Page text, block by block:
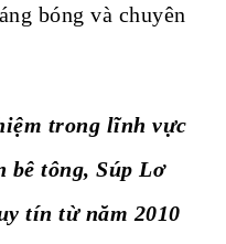
bóng và chuyên
trong lĩnh vực
bê tông, Súp Lơ
tín từ năm 2010